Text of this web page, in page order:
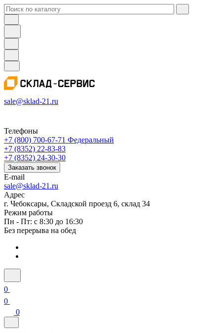
sale@sklad-21.ru
Телефоны
+7 (800) 700-67-71 Федеральный
+7 (8352) 22-83-83
+7 (8352) 24-30-30
Заказать звонок
E-mail
sale@sklad-21.ru
Адрес
г. Чебоксары, Складской проезд 6, склад 34
Режим работы
Пн - Пт: с 8:30 до 16:30
Без перерыва на обед
0
0
0